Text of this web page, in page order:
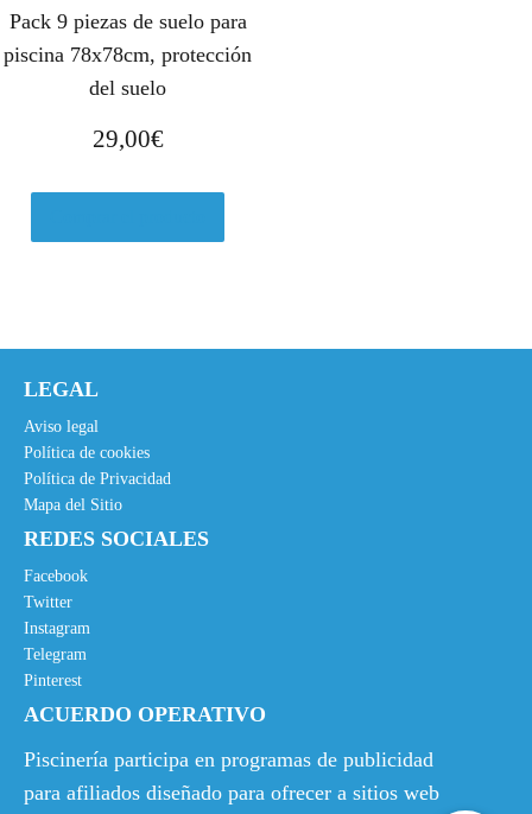
Pack 9 piezas de suelo para
piscina 78x78cm, protección
del suelo
29,00€
LEGAL
Aviso legal
Política de cookies
Política de Privacidad
Mapa del Sitio
REDES SOCIALES
Facebook
Twitter
Instagram
Telegram
Pinterest
ACUERDO OPERATIVO
Piscinería participa en programas de publicidad
para afiliados diseñado para ofrecer a sitios web